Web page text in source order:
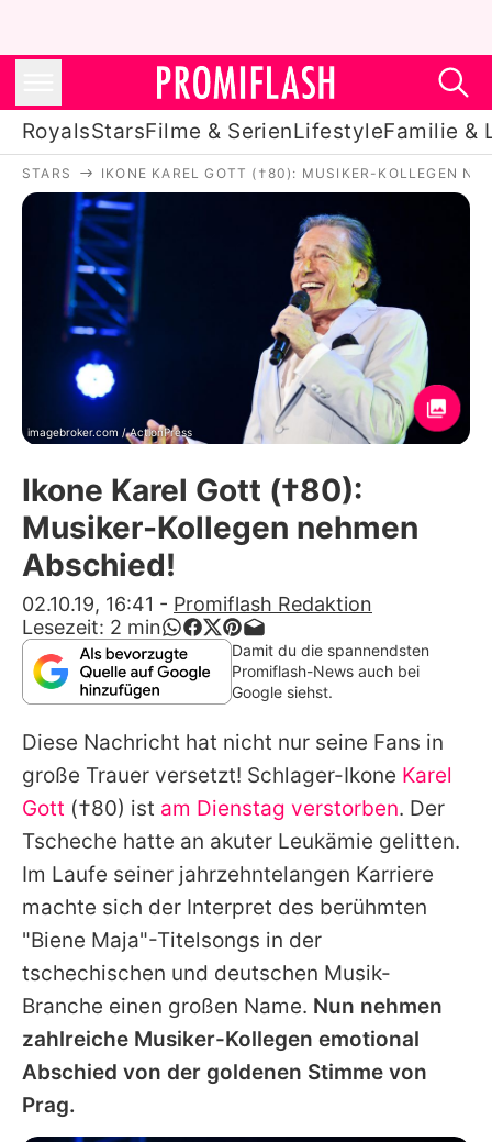
RoyalsStarsFilme & SerienLifestyleFamilie &
Royals
Filme & Serien
Lifestyle
Familie & Liebe
Promiflash Exklusiv
Alle Themen auf Promiflash
Jobs
App runterladen
Team
Redaktionelle Richtlinien
Impressum
Datenschutzerklärung
Nutzungsbedingungen
Utiq verwalten
STARS IKONE KAREL GOTT (†80): MUSIKER-KOLLEGEN
imagebroker.com / ActionPress
Ikone Karel Gott (†80):
Musiker-Kollegen nehmen
Abschied!
02.10.19, 16:41 - Promiflash Redaktion
Lesezeit: 2 min
Damit du die spannendsten
Promiflash-News auch bei
Google siehst.
Diese Nachricht hat nicht nur seine Fans in
große Trauer versetzt! Schlager-Ikone Karel
Gott (†80) ist am Dienstag verstorben. Der
Tscheche hatte an akuter Leukämie gelitten.
Im Laufe seiner jahrzehntelangen Karriere
machte sich der Interpret des berühmten
"Biene Maja"-Titelsongs in der
tschechischen und deutschen Musik-
Branche einen großen Name. Nun nehmen
zahlreiche Musiker-Kollegen emotional
Abschied von der goldenen Stimme von
Prag.